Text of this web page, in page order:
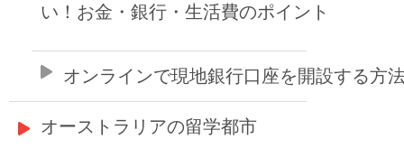
い！お金・銀行・生活費のポイント
オンラインで現地銀行口座を開設する方
オーストラリアの留学都市